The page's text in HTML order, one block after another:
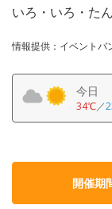
いろ・いろ・た
情報提供：イベントバ
今日
34℃／
開催期